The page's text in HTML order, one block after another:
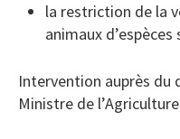
la restriction de la
animaux
Intervention auprès du
Ministre de